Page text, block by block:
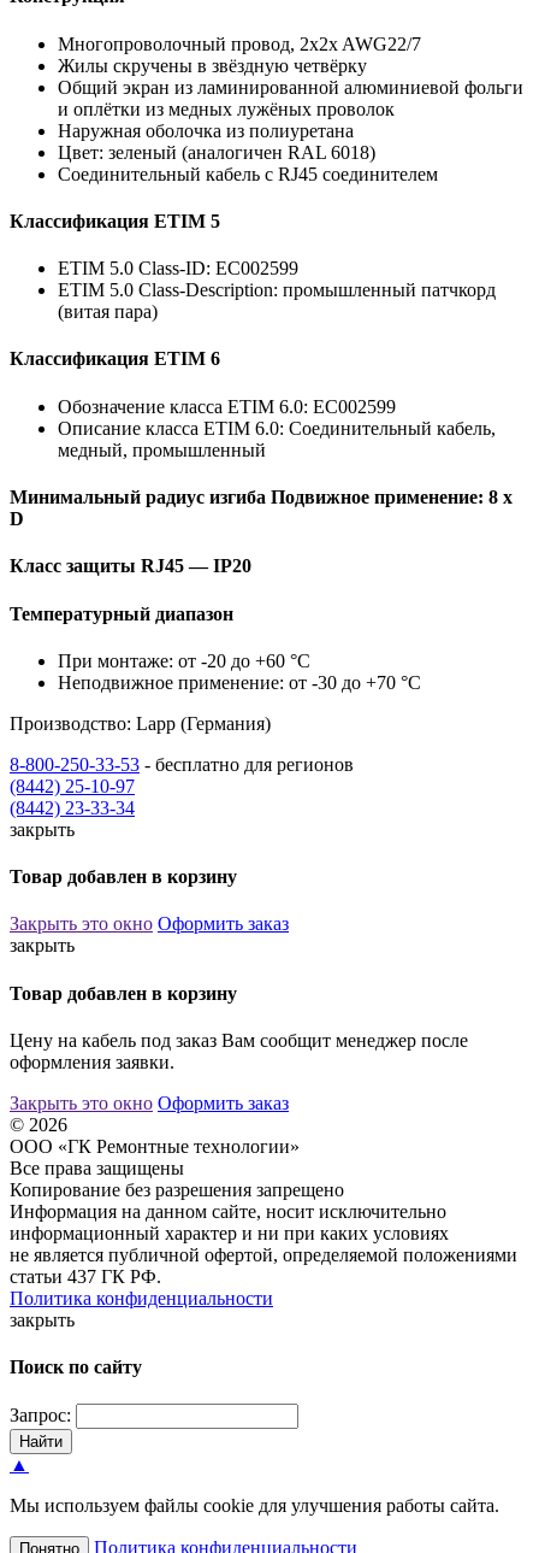
Многопроволочный провод, 2x2x AWG22/7
Жилы скручены в звёздную четвёрку
Общий экран из ламинированной алюминиевой фольги
и оплётки из медных лужёных проволок
Наружная оболочка из полиуретана
Цвет: зеленый (аналогичен RAL 6018)
Соединительный кабель с RJ45 соединителем
Классификация ETIM 5
ETIM 5.0 Class-ID: EC002599
ETIM 5.0 Class-Description: промышленный патчкорд
(витая пара)
Классификация ETIM 6
Обозначение класса ETIM 6.0: EC002599
Описание класса ETIM 6.0: Соединительный кабель,
медный, промышленный
Минимальный радиус изгиба Подвижное применение: 8 x
D
Класс защиты RJ45 — IP20
Температурный диапазон
При монтаже: от -20 до +60 °C
Неподвижное применение: от -30 до +70 °C
Производство: Lapp (Германия)
8-800-250-33-53 - бесплатно для регионов
(8442) 25-10-97
(8442) 23-33-34
закрыть
Товар добавлен в корзину
Закрыть это окно Оформить заказ
закрыть
Товар добавлен в корзину
Цену на кабель под заказ Вам сообщит менеджер после
оформления заявки.
Закрыть это окно Оформить заказ
© 2026
ООО «ГК Ремонтные технологии»
Все права защищены
Копирование без разрешения запрещено
Информация на данном сайте, носит исключительно
информационный характер и ни при каких условиях
не является публичной офертой, определяемой положениями
статьи 437 ГК РФ.
Политика конфиденциальности
закрыть
Поиск по сайту
Запрос:
Найти
▲
Мы используем файлы cookie для улучшения работы сайта.
Понятно Политика конфиденциальности